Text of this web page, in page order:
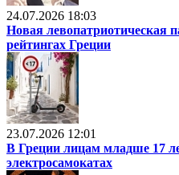
24.07.2026 18:03
Новая левопатриотическая
рейтингах Греции
23.07.2026 12:01
В Греции лицам младше 17
электросамокатах